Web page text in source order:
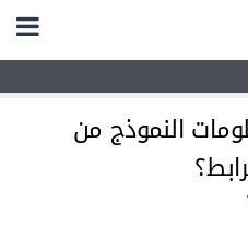
النموذج من